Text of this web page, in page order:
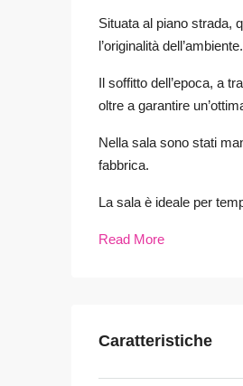
Situata al piano strada,
l’originalità dell’ambiente.
Il soffitto dell’epoca, a
oltre a garantire
Nella sala sono stati
fabbrica.
La sala è ideale per
Read More
Caratteristiche